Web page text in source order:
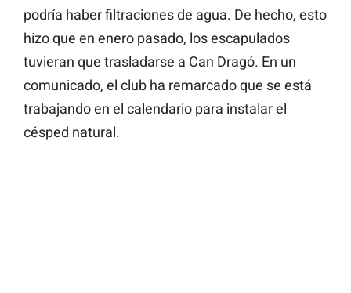
podría haber filtraciones de agua. De hecho, esto
hizo que en enero pasado, los escapulados
tuvieran que trasladarse a Can Dragó. En un
comunicado, el club ha remarcado que se está
trabajando en el calendario para instalar el
césped natural.